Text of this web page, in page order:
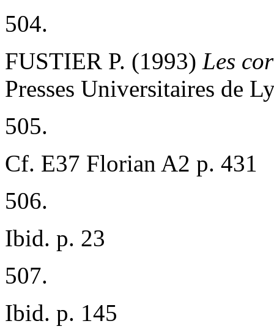
504.
FUSTIER P. (1993) Les
Presses Universitaires de
505.
Cf. E37 Florian A2 p. 431
506.
Ibid. p. 23
507.
Ibid. p. 145